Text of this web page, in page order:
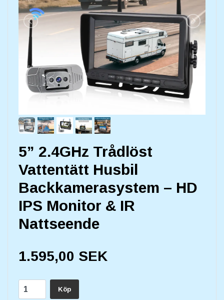
5” 2.4GHz Trådlöst
Vattentätt Husbil
Backkamerasystem – HD
IPS Monitor & IR
Nattseende
1.595,00 SEK
Köp